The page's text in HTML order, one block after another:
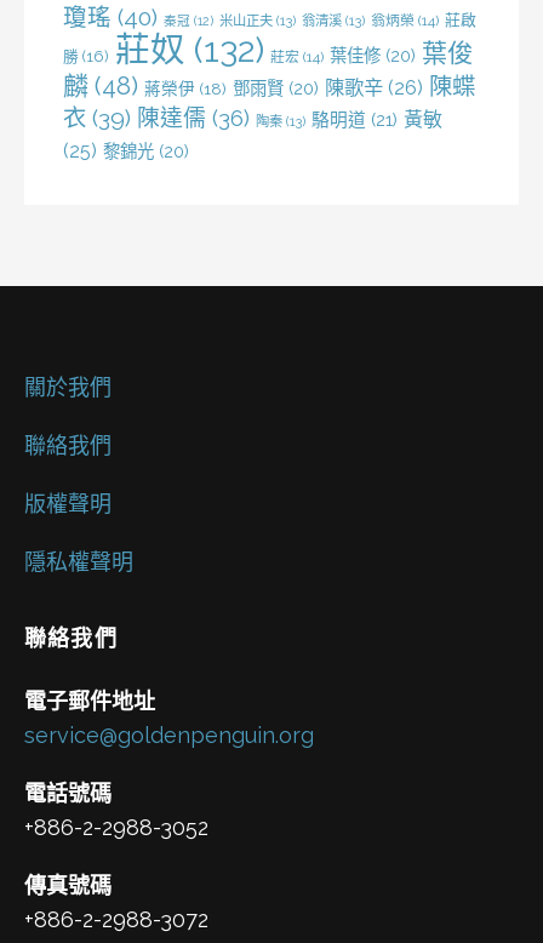
瓊瑤 (40) 秦冠 (12) 米山正夫 (13) 翁清溪 (13) 翁炳榮 (14) 莊啟
勝 (16) 莊奴 (132) 莊宏 (14) 葉佳修 (20) 葉俊
麟 (48) 蔣榮伊 (18) 鄧雨賢 (20) 陳歌辛 (26) 陳蝶
衣 (39) 陳達儒 (36) 陶秦 (13) 駱明道 (21) 黃敏
(25) 黎錦光 (20)
關於我們
聯絡我們
版權聲明
隱私權聲明
聯絡我們
電子郵件地址
service@goldenpenguin.org
電話號碼
+886-2-2988-3052
傳真號碼
+886-2-2988-3072